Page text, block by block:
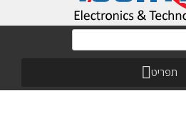
תפריט